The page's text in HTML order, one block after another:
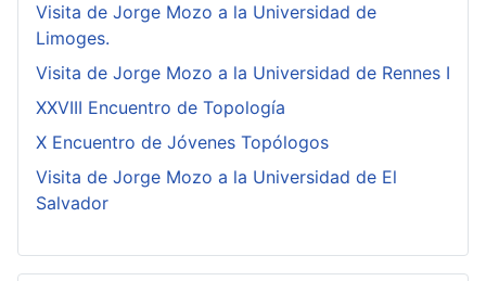
Visita de Jorge Mozo a la Universidad de
Limoges.
Visita de Jorge Mozo a la Universidad de Rennes I
XXVIII Encuentro de Topología
X Encuentro de Jóvenes Topólogos
Visita de Jorge Mozo a la Universidad de El
Salvador